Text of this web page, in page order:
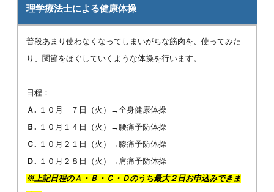
理学療法士による健康体操
普段あまり使わなくなってしまいがちな筋肉を、使ってみた
り、関節をほぐしていくような体操を行います。
日程：
Ａ. １０月 ７日（火）→全身健康体操
Ｂ. １０月１４日（火）→腰痛予防体操
Ｃ. １０月２１日（火）→膝痛予防体操
Ｄ. １０月２８日（火）→肩痛予防体操
※上記日程のＡ・Ｂ・Ｃ・Ｄのうち最大２日お申込みできま